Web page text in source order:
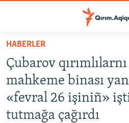
Esas
qaytmaq
Baş
navigatsiyağa
qaytmaq
Qıdıruvğa
HABERLER
SİYASET
İQTİSADİYAT
CEMİYET
HABERLER
Çubarov
mahkeme binası
«fevral 26 işiniñ»
tutmağa çağırdı